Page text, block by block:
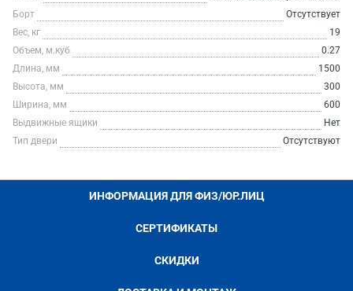
Борт
Отсутствует
Вес, кг
19
Объем, м.куб
0.27
Длина, мм
1500
Высота, мм
300
Ширина, мм
600
Выдвижные ящики
Нет
Тип двери
Отсутствуют
ИНФОРМАЦИЯ ДЛЯ ФИЗ/ЮР.ЛИЦ
СЕРТИФИКАТЫ
СКИДКИ